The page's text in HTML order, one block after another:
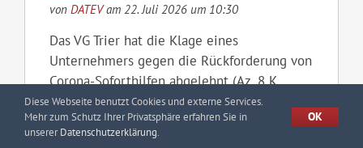
von DATEVam 22. Juli 2026 um 10:30
Das VG Trier hat die Klage eines
Unternehmers gegen die Rückforderung von
Corona-Soforthilfen abgelehnt (Az. 8 K
829/26.TR).
Diese Webseite benutzt Cookies und externe Services.
Mehr zum Schutz Ihrer Privatsphäre erfahren Sie in
unsererDatenschutzerklärung.
OK